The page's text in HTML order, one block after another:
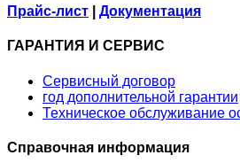
Прайс-лист Документация
ГАРАНТИЯ И СЕРВИС
Сервисный договор
год дополнительной гарантии
Техническое обслуживание
Справочная информация